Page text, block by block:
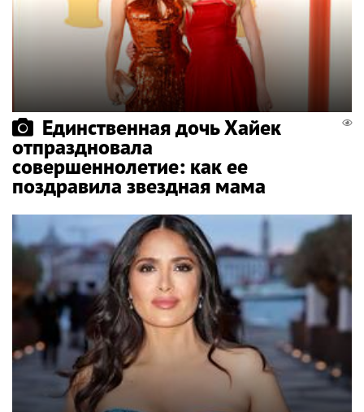
Единственная дочь Хайек
отпраздновала
совершеннолетие: как ее
поздравила звездная мама